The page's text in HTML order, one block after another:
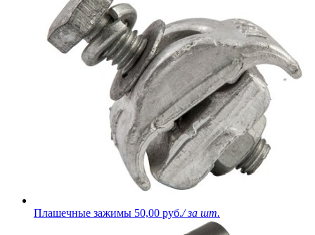
Плашечные зажимы 50,00 руб./ за шт.